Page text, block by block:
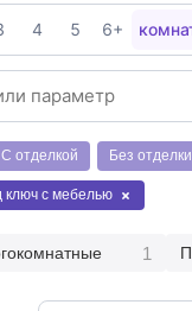
4 5 6+
С отделкой Без отделки
ключ с мебелью
1